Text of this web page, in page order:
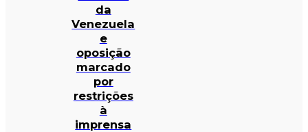
da
Venezuela
e
oposição
marcado
por
restrições
à
imprensa